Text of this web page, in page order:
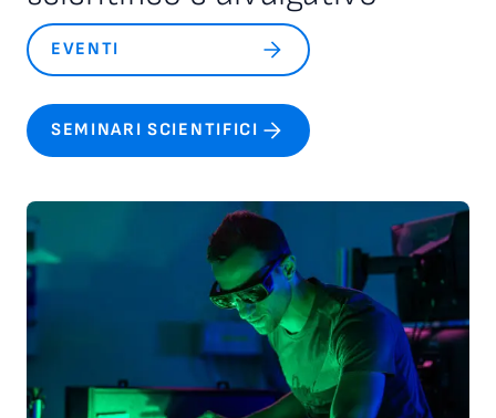
e sulla responsabilità reciproca all’interno delle comunità
scientifiche e professionali.
EVENTI
SEMINARI SCIENTIFICI